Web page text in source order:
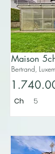
Maison
Bertrand,
Ch 5